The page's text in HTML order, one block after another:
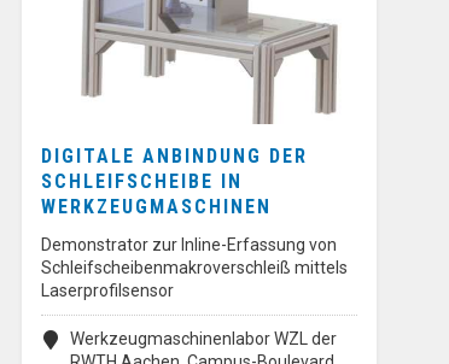
DIGITALE ANBINDUNG DER
SCHLEIFSCHEIBE IN
WERKZEUGMASCHINEN
Demonstrator zur Inline-Erfassung von
Schleifscheibenmakroverschleiß mittels
Laserprofilsensor
Werkzeugmaschinenlabor WZL der